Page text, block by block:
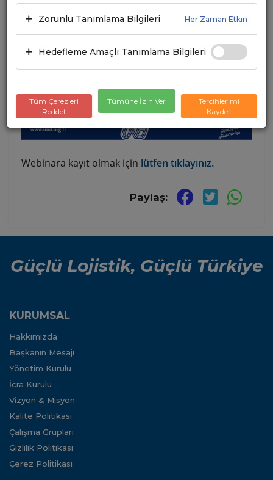
Webinara kayıt olmak için lütfen tıklayınız.
Paylaş:
Güçlü Lojistik, Güçlü Türkiye
KURUMSAL
Hakkımızda
Başkanın Mesajı
Yönetim Kurulu
İcra Kurulu
Vizyon & Misyon
Kalite Politikası
Çalışma Grupları
Gizlilik Politikası
Çerez Politikası
Zorunlu Tanımlama Bilgileri Her Zaman Etkin
Hedefleme Amaçlı Tanımlama Bilgileri
Tüm Çerezleri
Reddet
Tümüne İzin Ver
Tercihlerimi
Kaydet